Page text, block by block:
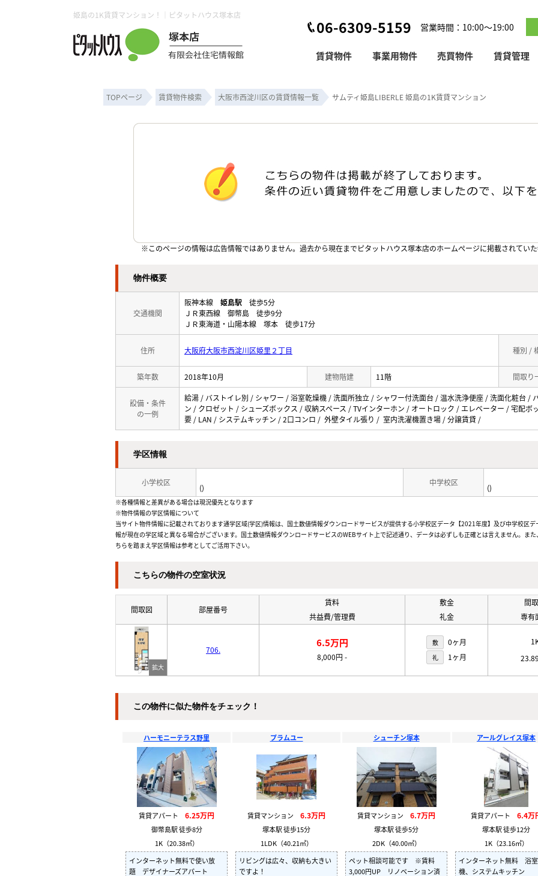
姫島の1K賃貸マンション！｜ピタットハウス塚本店
06-6309-5159 営業時間：10:00～19:00
賃貸物件 事業用物件 売買物件 賃貸管理
TOPページ 賃貸物件検索 大阪市西淀川区の賃貸情報一覧 サムティ姫島LIBERLE 姫島の1K賃貸マンション
※このページの情報は広告情報ではありません。過去から現在までピタットハウス塚本店のホームぺージに掲載されてい
物件概要
交通機関
阪神本線 姫島駅 徒歩5分
ＪＲ東西線 御幣島 徒歩9分
ＪＲ東海道・山陽本線 塚本 徒歩17分
住所 大阪府大阪市西淀川区姫里２丁目 種別 /
築年数 2018年10月 建物階建 11階 間取り
設備・条件
の一例
給湯 / バストイレ別 / シャワー / 浴室乾燥機 / 洗面所独立 / シャワー付洗面台 / 温水洗浄便座 / 洗面化粧台 /
ン / クロゼット / シューズボックス / 収納スペース / TVインターホン / オートロック / エレベーター / 宅配
要 / LAN / システムキッチン / 2口コンロ / 外壁タイル張り / 室内洗濯機置き場 / 分譲賃貸 /
学区情報
小学校区
()
中学校区
()
※各種情報と差異がある場合は現況優先となります
※物件情報の学区情報について
当サイト物件情報に記載されております通学区域(学区)情報は、国土数値情報ダウンロードサービスが提供する小学校区データ【2021年度】及び中学校区
報が現在の学区域と異なる場合がございます。国土数値情報ダウンロードサービスのWEBサイト上で記述通り、データは必ずしも正確とは言えません。ま
ちらを踏まえ学区情報は参考としてご活用下さい。
こちらの物件の空室状況
間取図 部屋番号
賃料
共益費/管理費
敷金
礼金
間
専有
706.
6.5万円
8,000円 -
敷 0ヶ月
礼 1ヶ月
この物件に似た物件をチェック！
ハーモニーテラス野里
賃貸アパート 6.25万円
御幣島駅 徒歩8分
1K（20.38㎡）
インターネット無料で使い放
題 デザイナーズアパート
プラムユー
賃貸マンション 6.3万円
塚本駅 徒歩15分
1LDK（40.21㎡）
リビングは広々、収納も大きい
ですよ！
シューチン塚本
賃貸マンション 6.7万円
塚本駅 徒歩5分
2DK（40.00㎡）
ペット相談可能です ※賃料
3,000円UP リノベーション済
アールグレイス塚本
賃貸アパート 6.4万
塚本駅 徒歩12分
1K（23.16㎡）
インターネット無料 浴
機、システムキッチン